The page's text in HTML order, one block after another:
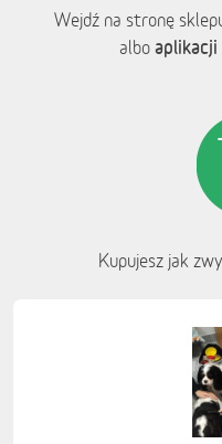
Wejdź na stronę
albo
Kupujesz jak